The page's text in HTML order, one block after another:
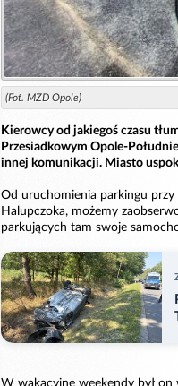
(Fot. MZD Opole)
Kierowcy od jakiegoś czasu
Przesiadkowym Opole-
innej komunikacji. Miasto
Od uruchomienia parkingu
Halupczoka, możemy
parkujących tam swoje
W wakacyjne weekendy był on